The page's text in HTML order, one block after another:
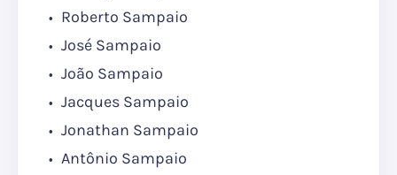
Roberto Sampaio
José Sampaio
João Sampaio
Jacques Sampaio
Jonathan Sampaio
Antônio Sampaio